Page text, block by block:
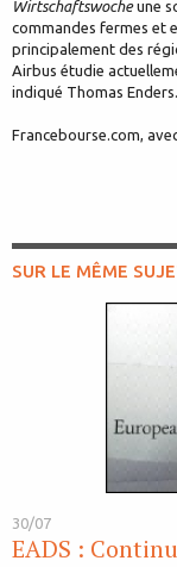
Wirtschaftswocheune
commandes fermes et
principalement des
Airbus étudie
indiqué Thomas Enders.
Francebourse.com,
SUR LE MÊME
30/07
EADS :